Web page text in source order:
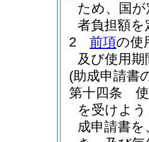
ため、国
者負担額
2
前項の使
及び使用
(助成申請書
第十四条
を受けよ
成申請書